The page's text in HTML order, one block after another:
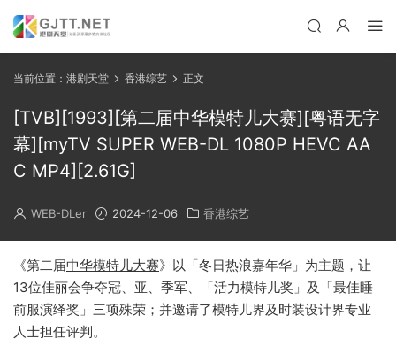
当前位置： 港剧天堂 香港综艺 正文
[TVB][1993][第二届中华模特儿大赛][粤语无字
幕][myTV SUPER WEB-DL 1080P HEVC AA
C MP4][2.61G]
WEB-DLer 2024-12-06 香港综艺
《第二届中华模特儿大赛》以「冬日热浪嘉年华」为主题，让
13位佳丽会争夺冠、亚、季军、「活力模特儿奖」及「最佳睡
前服演绎奖」三项殊荣；并邀请了模特儿界及时装设计界专业
人士担任评判。